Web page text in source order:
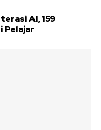
AI, 159
Pelajar